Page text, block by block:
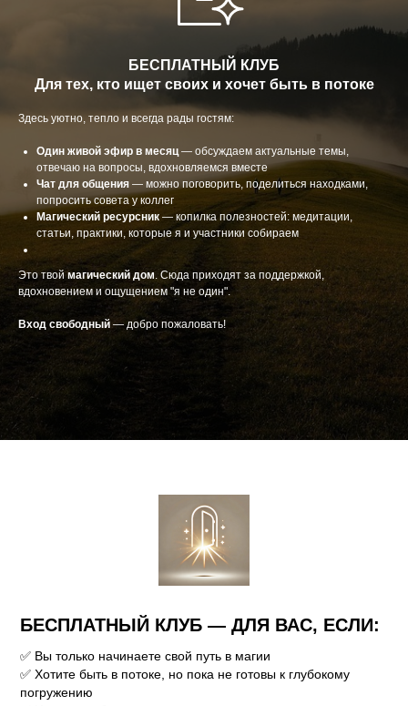
БЕСПЛАТНЫЙ КЛУБ
Для тех, кто ищет своих и хочет быть в потоке
Здесь уютно, тепло и всегда рады гостям:
Один живой эфир в месяц — обсуждаем актуальные темы,
отвечаю на вопросы, вдохновляемся вместе
Чат для общения — можно поговорить, поделиться находками,
попросить совета у коллег
Магический ресурсник — копилка полезностей: медитации,
статьи, практики, которые я и участники собираем
Это твоймагический дом. Сюда приходят за поддержкой,
вдохновением и ощущением "я не один".
Вход свободный — добро пожаловать!
БЕСПЛАТНЫЙ КЛУБ — ДЛЯ ВАС, ЕСЛИ:
✅ Вы только начинаете свой путь в магии
✅ Хотите быть в потоке, но пока не готовы к глубокому
погружению